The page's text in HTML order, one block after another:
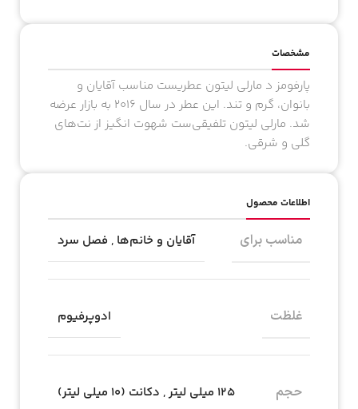
مشخصات
پارفومز د مارلی لیتون عطریست مناسب آقایان و
بانوان، گرم و تند. این عطر در سال ۲۰۱۶ به بازار عرضه
شد. مارلی لیتون تلفیقی‌ست شهوت انگیز از نت‌های
گلی و شرقی.
اطلاعات محصول
مناسب برای آقایان و خانم‌ها , فصل سرد
غلظت ادوپرفیوم
حجم ۱۲۵ میلی لیتر , دکانت (10 میلی لیتر)